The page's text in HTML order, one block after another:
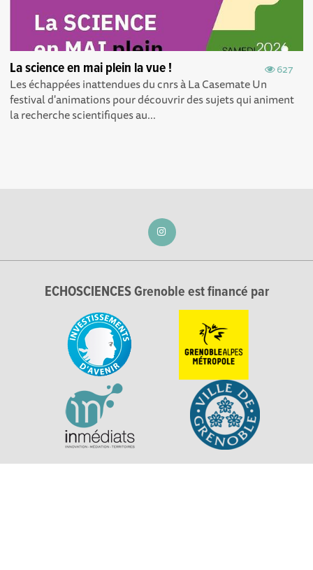
627
La science en mai plein la vue !
Les échappées inattendues du cnrs à La Casemate Un
festival d'animations pour découvrir des sujets qui animent
la recherche scientifiques au...
ECHOSCIENCES Grenoble est financé par